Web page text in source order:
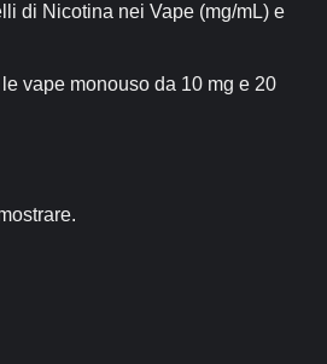
di Nicotina nei Vape (mg/mL) e
vape monouso da 10 mg e 20